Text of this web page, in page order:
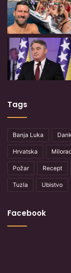
Tags
Banja Luka
Hrvatska
Požar Recept
Tuzla Ubistvo
Facebook